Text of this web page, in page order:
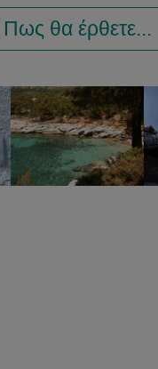
Πως θα έρθετε...